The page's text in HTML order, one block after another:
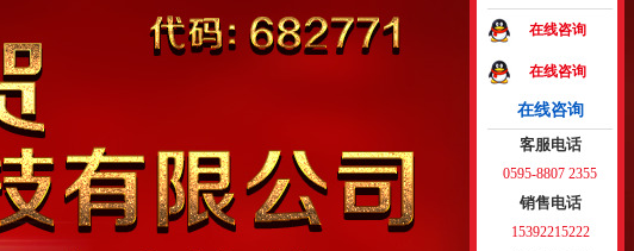
在线咨询
在线咨询
在线咨询
客服电话
0595-8807 2355
销售电话
15392215222